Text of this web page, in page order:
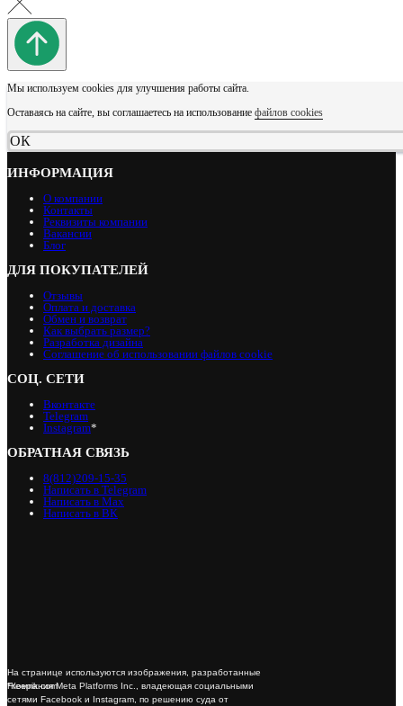
Мы используем cookies для улучшения работы сайта.
Оставаясь на сайте, вы соглашаетесь на использование файлов cookies
ОК
ИНФОРМАЦИЯ
О компании
Контакты
Реквизиты компании
Вакансии
Блог
ДЛЯ ПОКУПАТЕЛЕЙ
Отзывы
Оплата и доставка
Обмен и возврат
Как выбрать размер?
Разработка дизайна
Соглашение об использовании файлов cookie
СОЦ. СЕТИ
Вконтакте
Telegram
Instagram*
ОБРАТНАЯ СВЯЗЬ
8(812)209-15-35
Написать в Telegram
Написать в Max
Написать в ВК
*Компания Meta Platforms Inc., владеющая социальными
сетями Facebook и Instagram, по решению суда от
На странице используются изображения, разработанные
Freepik.com